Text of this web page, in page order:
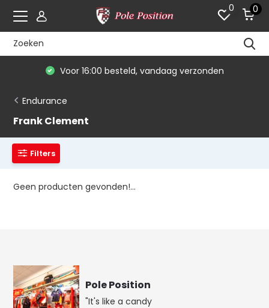
0 0
Voor 16:00 besteld, vandaag verzonden
Endurance
Frank Clement
Filters
Geen producten gevonden!...
Pole Position
"It's like a candy